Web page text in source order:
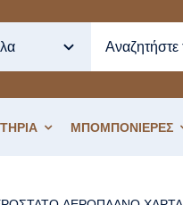
ΜΠΟΜΠΟΝΙΕΡΕΣ